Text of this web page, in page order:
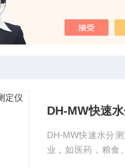
DH-MW快速
DH-MW快速水分
业，如医药，粮食